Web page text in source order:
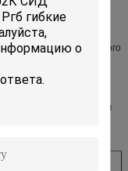
медный
противоокислительн-
5050-3 один из самого
продукты не
лаблес согласно вашим